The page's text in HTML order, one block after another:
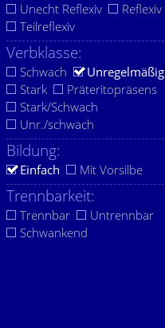
Unecht Reflexiv
Reflexiv
Teilreflexiv
Verbklasse:
Schwach
Unregelmäßig
Stark
Präteritopräsens
Stark/Schwach
Unr./schwach
Bildung:
Einfach Mit Vorsilbe
Trennbarkeit:
Trennbar
Untrennbar
Schwankend